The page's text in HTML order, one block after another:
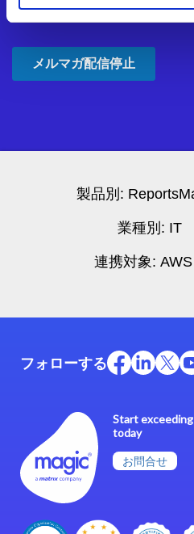
Start
today
お問合せ
フォローする